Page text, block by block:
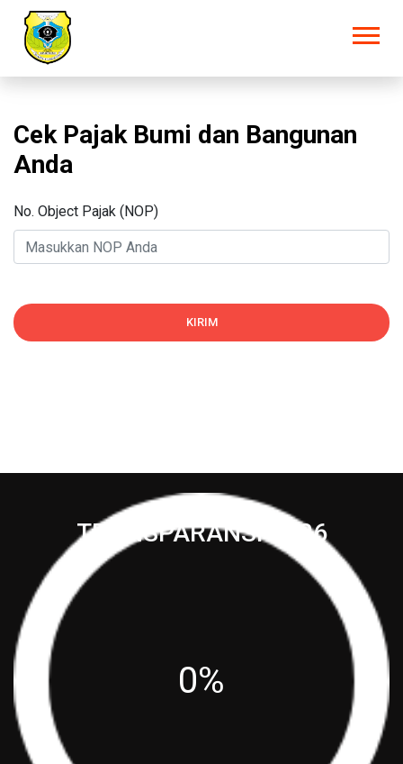
Cek Pajak Bumi dan Bangunan
Anda
No. Object Pajak (NOP)
KIRIM
TRANSPARANSI 2026
0%